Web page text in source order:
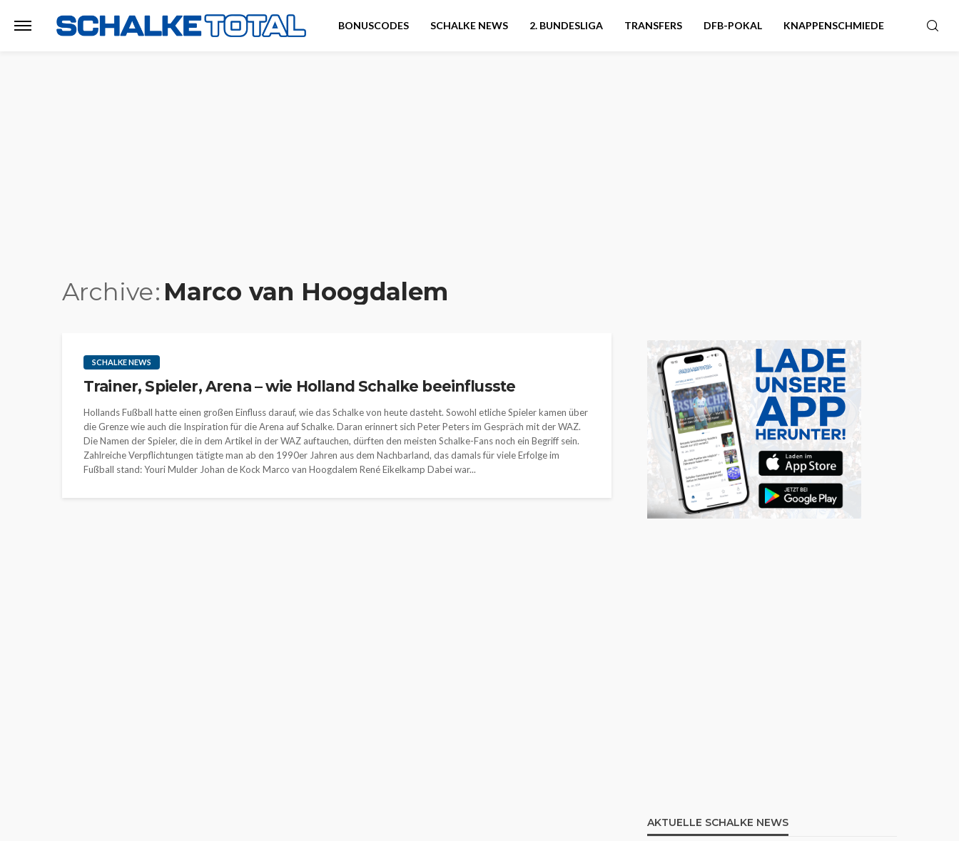
BONUSCODES SCHALKE NEWS 2. BUNDESLIGA TRANSFERS DFB-POKAL KNAPPENSCHMIEDE
Archive Marco van Hoogdalem
SCHALKE NEWS
Trainer, Spieler, Arena – wie Holland Schalke beeinflusste
Hollands Fußball hatte einen großen Einfluss darauf, wie das Schalke von heute dasteht. Sowohl etliche Spieler kamen über
die Grenze wie auch die Inspiration für die Arena auf Schalke. Daran erinnert sich Peter Peters im Gespräch mit der WAZ.
Die Namen der Spieler, die in dem Artikel in der WAZ auftauchen, dürften den meisten Schalke-Fans noch ein Begriff sein.
Zahlreiche Verpflichtungen tätigte man ab den 1990er Jahren aus dem Nachbarland, das damals für viele Erfolge im
Fußball stand: Youri Mulder Johan de Kock Marco van Hoogdalem René Eikelkamp Dabei war...
AKTUELLE SCHALKE NEWS